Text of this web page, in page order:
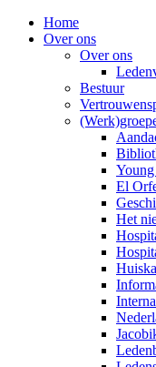
Home
Over ons
Over ons
Bestuur
El
Het